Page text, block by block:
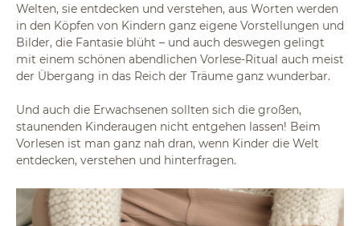
Welten, sie entdecken und verstehen, aus Worten werden
in den Köpfen von Kindern ganz eigene Vorstellungen und
Bilder, die Fantasie blüht – und auch deswegen gelingt
mit einem schönen abendlichen Vorlese-Ritual auch meist
der Übergang in das Reich der Träume ganz wunderbar.
Und auch die Erwachsenen sollten sich die großen,
staunenden Kinderaugen nicht entgehen lassen! Beim
Vorlesen ist man ganz nah dran, wenn Kinder die Welt
entdecken, verstehen und hinterfragen.